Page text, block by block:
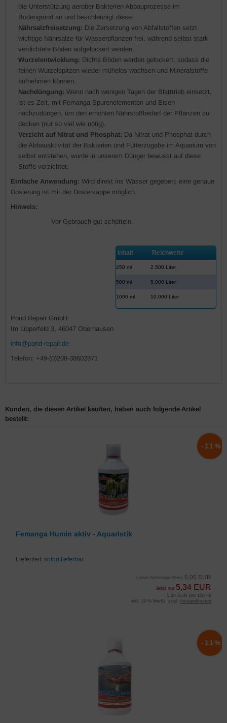
die Unterstützung aerober Bakterien Abbauprozesse im
Bodengrund an und beschleunigt diese.
Nährsalzfreisetzung: Die Zersetzung von Abfallstoffen setzt
wichtige Nährsalze für Wasserpflanzen frei, während selbst stark
verdichtete Böden aufgelockert werden.
Wurzelentwicklung: Dichte Böden werden gelockert, sodass die
feinen Wurzelspitzen wieder mühelos wachsen und Mineralstoffe
aufnehmen können.
Nachdüngung: Wenn nach wenigen Tagen der Blatttrieb einsetzt,
ist es Zeit, mit Femanga Spurenelementen und Eisen
nachzudüngen, um den erhöhten Nährstoffbedarf der Pflanzen zu
decken (nur so viel wie nötig).
Verzicht auf Nitrat und Phosphat: Da Nitrat und Phosphat durch
die Abbauaktivität der Bakterien und Futterzugabe im Aquarium von
selbst entstehen, wurde in unserem Dünger bewusst auf diese
Stoffe verzichtet.
Einfache Anwendung: Wird direkt ins Wasser gegeben; eine genaue
Dosierung ist mit der Dosierkappe möglich.
Hinweis:
Vor Gebrauch gut schütteln.
Inhalt Reichweite
250 ml 2.500 Liter
500 ml 5.000 Liter
1000 ml 10.000 Liter
Pond Repair GmbH
Im Lipperfeld 3, 46047 Oberhausen
info@pond-repair.de
Telefon: +49-(0)208-38602871
Kunden, die diesen Artikel kauften, haben auch folgende Artikel
bestellt:
Femanga Humin aktiv - Aquaristik
Lieferzeit: sofort lieferbar
Unser bisheriger Preis 6,00 EUR
Jetzt nur 5,34 EUR
-11%
5,34 EUR pro 100 ml
inkl. 19 % MwSt. zzgl. Versandkosten
-11%